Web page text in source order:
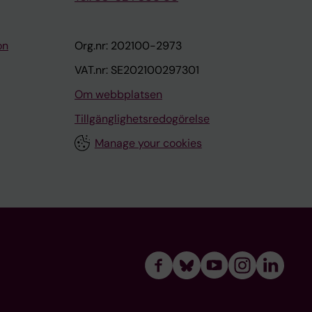
Org.nr: 202100-2973
VAT.nr: SE202100297301
Om webbplatsen
Tillgänglighetsredogörelse
Manage your cookies